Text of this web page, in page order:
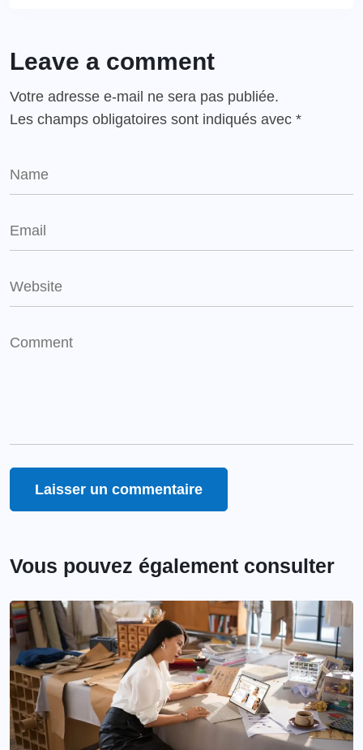
Leave a comment
Votre adresse e-mail ne sera pas publiée.
Les champs obligatoires sont indiqués avec *
Vous pouvez également consulter